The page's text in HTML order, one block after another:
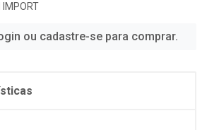
IMPORT
ou cadastre-se para comprar.